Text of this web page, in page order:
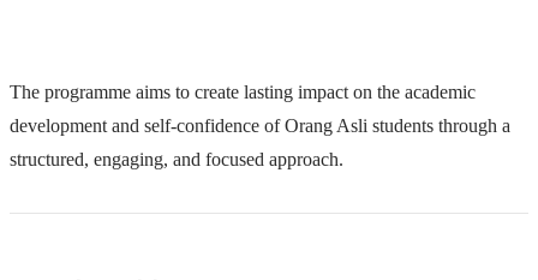
The programme aims to create lasting impact on the academic
development and self-confidence of Orang Asli students through a
structured, engaging, and focused approach.